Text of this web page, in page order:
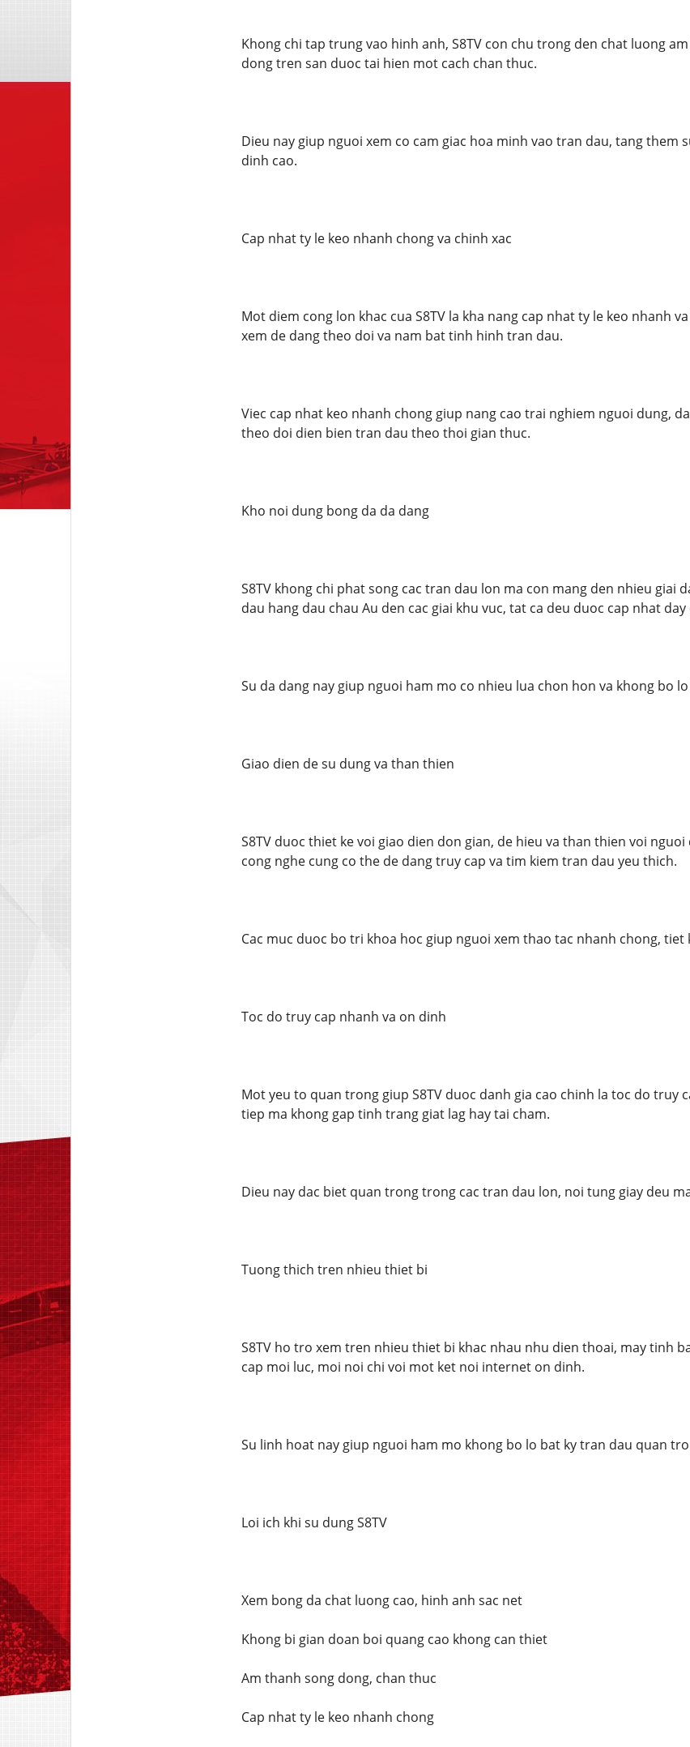
Khong chi tap trung vao hinh anh, S8TV con chu trong den chat luong
dong tren san duoc tai hien mot cach chan thuc.
Dieu nay giup nguoi xem co cam giac hoa minh vao tran dau, tang them
dinh cao.
Cap nhat ty le keo nhanh chong va chinh xac
Mot diem cong lon khac cua S8TV la kha nang cap nhat ty le keo nhanh
xem de dang theo doi va nam bat tinh hinh tran dau.
Viec cap nhat keo nhanh chong giup nang cao trai nghiem nguoi dung,
theo doi dien bien tran dau theo thoi gian thuc.
Kho noi dung bong da da dang
S8TV khong chi phat song cac tran dau lon ma con mang den nhieu giai
dau hang dau chau Au den cac giai khu vuc, tat ca deu duoc cap nhat day
Su da dang nay giup nguoi ham mo co nhieu lua chon hon va khong bo
Giao dien de su dung va than thien
S8TV duoc thiet ke voi giao dien don gian, de hieu va than thien voi
cong nghe cung co the de dang truy cap va tim kiem tran dau yeu thich.
Cac muc duoc bo tri khoa hoc giup nguoi xem thao tac nhanh chong,
Toc do truy cap nhanh va on dinh
Mot yeu to quan trong giup S8TV duoc danh gia cao chinh la toc do truy
tiep ma khong gap tinh trang giat lag hay tai cham.
Dieu nay dac biet quan trong trong cac tran dau lon, noi tung giay deu
Tuong thich tren nhieu thiet bi
S8TV ho tro xem tren nhieu thiet bi khac nhau nhu dien thoai, may tinh
cap moi luc, moi noi chi voi mot ket noi internet on dinh.
Su linh hoat nay giup nguoi ham mo khong bo lo bat ky tran dau quan
Loi ich khi su dung S8TV
Xem bong da chat luong cao, hinh anh sac net
Khong bi gian doan boi quang cao khong can thiet
Am thanh song dong, chan thuc
Cap nhat ty le keo nhanh chong